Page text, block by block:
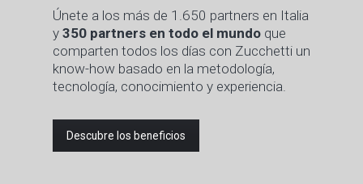
Únete a los más de 1.650 partners en Italia
y 350 partners en todo el mundo que
comparten todos los días con Zucchetti un
know-how basado en la metodología,
tecnología, conocimiento y experiencia.
Descubre los beneficios